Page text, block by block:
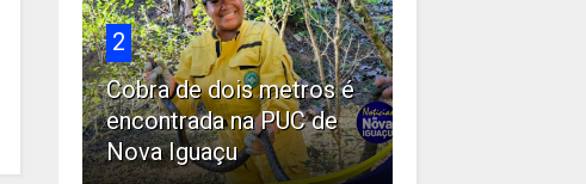
2
Cobra de dois metros é
encontrada na PUC de
Nova Iguaçu